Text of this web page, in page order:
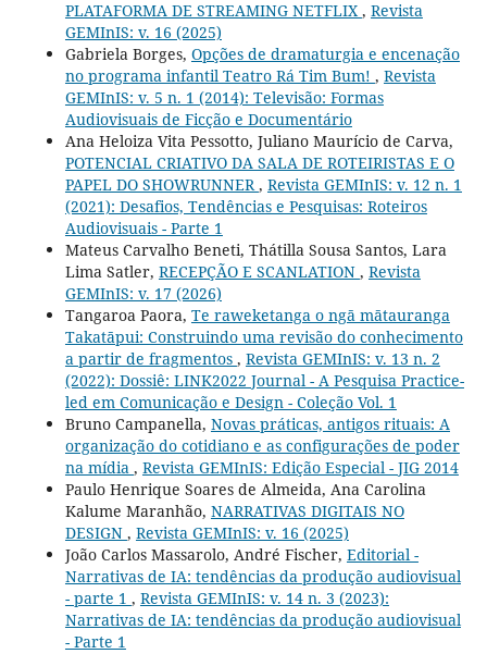
PLATAFORMA DE STREAMING NETFLIX , Revista
GEMInIS: v. 16 (2025)
Gabriela Borges, Opções de dramaturgia e encenação
no programa infantil Teatro Rá Tim Bum! , Revista
GEMInIS: v. 5 n. 1 (2014): Televisão: Formas
Audiovisuais de Ficção e Documentário
Ana Heloiza Vita Pessotto, Juliano Maurício de Carva,
POTENCIAL CRIATIVO DA SALA DE ROTEIRISTAS E O
PAPEL DO SHOWRUNNER, Revista GEMInIS: v. 12 n. 1
(2021): Desafios, Tendências e Pesquisas: Roteiros
Audiovisuais - Parte 1
Mateus Carvalho Beneti, Thátilla Sousa Santos, Lara
Lima Satler, RECEPÇÃO E SCANLATION , Revista
GEMInIS: v. 17 (2026)
Tangaroa Paora, Te raweketanga o ngā mātauranga
Takatāpui: Construindo uma revisão do conhecimento
a partir de fragmentos , Revista GEMInIS: v. 13 n. 2
(2022): Dossiê: LINK2022 Journal - A Pesquisa Practice-
led em Comunicação e Design - Coleção Vol. 1
Bruno Campanella, Novas práticas, antigos rituais: A
organização do cotidiano e as configurações de poder
na mídia , Revista GEMInIS: Edição Especial - JIG 2014
Paulo Henrique Soares de Almeida, Ana Carolina
Kalume Maranhão, NARRATIVAS DIGITAIS NO
DESIGN , Revista GEMInIS: v. 16 (2025)
João Carlos Massarolo, André Fischer, Editorial -
Narrativas de IA: tendências da produção audiovisual
- parte 1 , Revista GEMInIS: v. 14 n. 3 (2023):
Narrativas de IA: tendências da produção audiovisual
- Parte 1